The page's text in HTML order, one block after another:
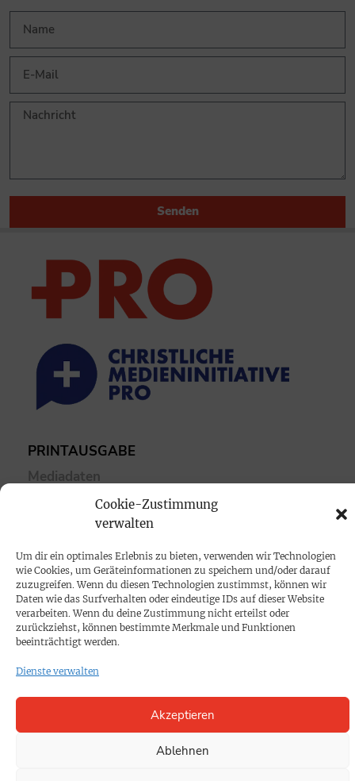
Cookie-Zustimmung
verwalten
Um dir ein optimales Erlebnis zu bieten, verwenden wir Technologien
wie Cookies, um Geräteinformationen zu speichern und/oder darauf
zuzugreifen. Wenn du diesen Technologien zustimmst, können wir
Daten wie das Surfverhalten oder eindeutige IDs auf dieser Website
verarbeiten. Wenn du deine Zustimmung nicht erteilst oder
zurückziehst, können bestimmte Merkmale und Funktionen
beeinträchtigt werden.
Dienste verwalten
Akzeptieren
Ablehnen
Senden
PRINTAUSGABE
Mediadaten
PROKOMPAKT
Impressum
SPENDEN
Datenschutz
KONTAKT